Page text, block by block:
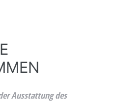
Ausstattung des